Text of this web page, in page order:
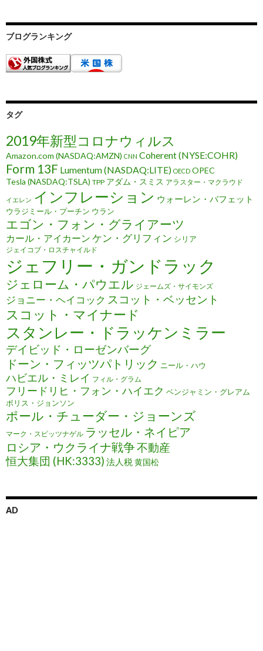
ブログランキング
タグ
2019年新型コロナウィルス
Amazon.com (NASDAQ:AMZN) CNN Coherent (NYSE:COHR)
Form 13F Lumentum (NASDAQ:LITE) OECD OPEC
Tesla (NASDAQ:TSLA) TPP アダム・スミス アラスター・マクラウド
イエレン インフレーション ウォーレン・バフェット
ウラジミール・プーチン ウラン
エゴン・フォン・グライアーツ
カール・アイカーン ケン・グリフィン シリア
ジェイコブ・ロスチャイルド
ジェフリー・ガンドラック
ジェローム・パウエル ジェームズ・サイモンズ
ジョニー・ヘイコック スコット・ベッセント
スコット・マイナード
スタンレー・ドラッケンミラー
デイビッド・ローゼンバーグ
ドーン・フィッツパトリック ニール・ハウ
ハビエル・ミレイ フィル・グラム
フリードリヒ・フォン・ハイエク ベンジャミン・グレアム
ボリス・ジョンソン
ポール・チューダー・ジョーンズ
マーク・スピッツナゲル ラッセル・ネイピア
ロシア・ウクライナ戦争不動産
恒大集団 (HK:3333) 法人税黄国松
AD